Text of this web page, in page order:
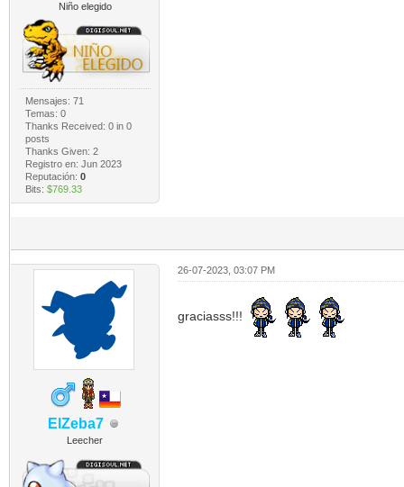
Niño elegido
Mensajes: 71
Temas: 0
Thanks Received: 0in 0
posts
Thanks Given: 2
Registro en: Jun 2023
Reputación: 0
Bits: $769.33
ElZeba7
Leecher
26-07-2023, 03:07 PM
graciasss!!!